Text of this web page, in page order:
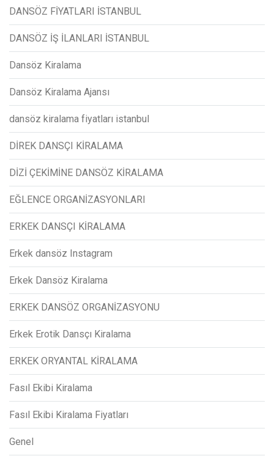
DANSÖZ FİYATLARI İSTANBUL
DANSÖZ İŞ İLANLARI İSTANBUL
Dansöz Kiralama
Dansöz Kiralama Ajansı
dansöz kiralama fiyatları istanbul
DİREK DANSÇI KİRALAMA
DİZİ ÇEKİMİNE DANSÖZ KİRALAMA
EĞLENCE ORGANİZASYONLARI
ERKEK DANSÇI KİRALAMA
Erkek dansöz Instagram
Erkek Dansöz Kiralama
ERKEK DANSÖZ ORGANİZASYONU
Erkek Erotik Dansçı Kiralama
ERKEK ORYANTAL KİRALAMA
Fasıl Ekibi Kiralama
Fasıl Ekibi Kiralama Fiyatları
Genel